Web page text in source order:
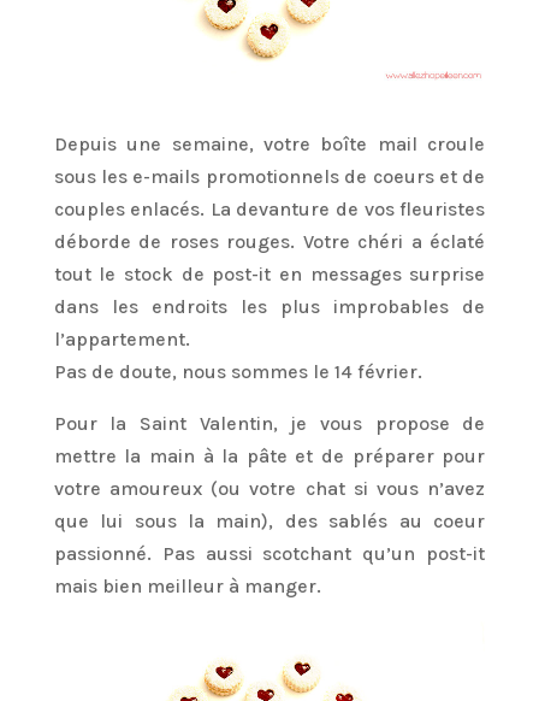
Depuis une semaine, votre boîte mail croule
sous les e-mails promotionnels de coeurs et de
couples enlacés. La devanture de vos fleuristes
déborde de roses rouges. Votre chéri a éclaté
tout le stock de post-it en messages surprise
dans les endroits les plus improbables de
l’appartement.
Pas de doute, nous sommes le 14 février.
Pour la Saint Valentin, je vous propose de
mettre la main à la pâte et de préparer pour
votre amoureux (ou votre chat si vous n’avez
que lui sous la main), des sablés au coeur
passionné. Pas aussi scotchant qu’un post-it
mais bien meilleur à manger.